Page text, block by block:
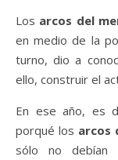
Los arcos del
en medio de la
turno, dio a
ello, construir el
En ese año, es
porqué los arcos
sólo no debían